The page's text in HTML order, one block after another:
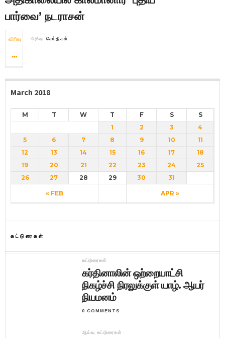
பார்வை’ நடராசன்
விரிவு பிரிவு: செய்திகள்
March 2018
M T W T F S S
« FEB APR »
1 2 3
4
5
6 7 8 9 10
11
12
13 14 15 16 17
18
19
20 21 22 23 24
25
26
27 28 29 30 31
கட்டுரைகள்
கட்டுரைகள்
கர்தினாலின் ஒற்றையாட்சி
நிகழ்ச்சி நிரலுக்குள் யாழ். ஆயர்
நியமனம்
0 COMMENTS
ஆய்வு கட்டுரைகள்